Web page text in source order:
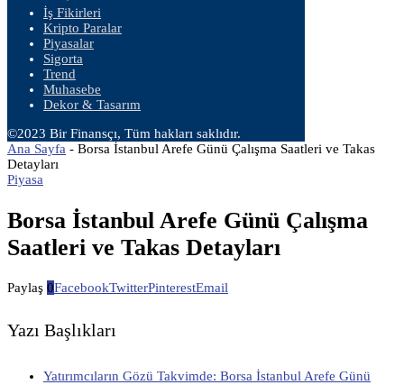
İş Fikirleri
Kripto Paralar
Piyasalar
Sigorta
Trend
Muhasebe
Dekor & Tasarım
©2023 Bir Finansçı, Tüm hakları saklıdır.
Ana Sayfa - Borsa İstanbul Arefe Günü Çalışma Saatleri ve Takas
Detayları
Piyasa
Borsa İstanbul Arefe Günü Çalışma
Saatleri ve Takas Detayları
Paylaş 0FacebookTwitterPinterestEmail
Yazı Başlıkları
Yatırımcıların Gözü Takvimde: Borsa İstanbul Arefe Günü